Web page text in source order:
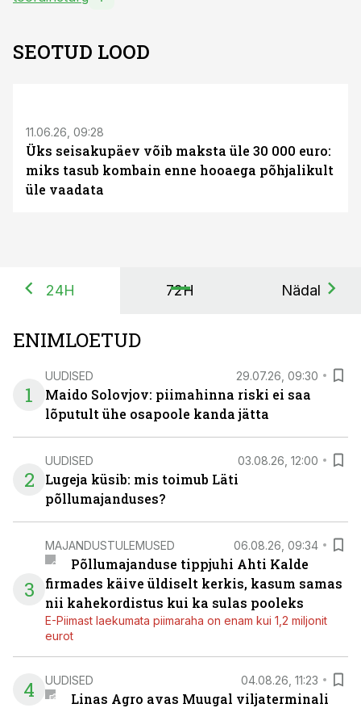
SEOTUD LOOD
11.06.26, 09:28
Üks seisakupäev võib maksta üle 30 000 euro:
miks tasub kombain enne hooaega põhjalikult
üle vaadata
24H 72H Nädal
ENIMLOETUD
1
UUDISED 29.07.26, 09:30
Maido Solovjov: piimahinna riski ei saa
lõputult ühe osapoole kanda jätta
2
UUDISED 03.08.26, 12:00
Lugeja küsib: mis toimub Läti
põllumajanduses?
3
MAJANDUSTULEMUSED 06.08.26, 09:34
Põllumajanduse tippjuhi Ahti Kalde
firmades käive üldiselt kerkis, kasum samas
nii kahekordistus kui ka sulas pooleks
E-Piimast laekumata piimaraha on enam kui 1,2 miljonit
eurot
4 UUDISED 04.08.26, 11:23
Linas Agro avas Muugal viljaterminali